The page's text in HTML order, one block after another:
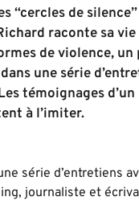
“cercles de
raconte sa
de violence, un
une série
témoignages
à l’imiter.
série d’entretiens
journaliste et